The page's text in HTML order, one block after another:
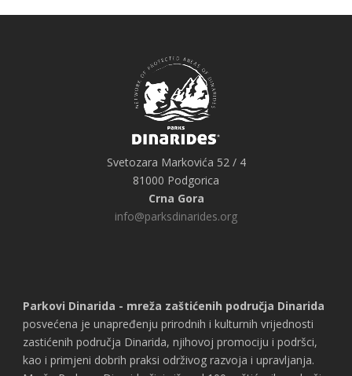
Svetozara Markovića 52 / 4
81000 Podgorica
Crna Gora
info@parksdinarides.org
Parkovi Dinarida - mreža zaštićenih područja Dinarida
posvećena je unapređenju prirodnih i kulturnih vrijednosti
zastićenih područja Dinarida, njihovoj promociju i podršci,
kao i primjeni dobrih praksi održivog razvoja i upravljanja.